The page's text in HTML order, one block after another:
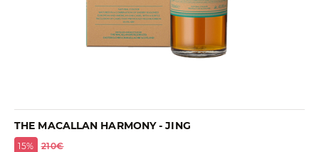
THE MACALLAN HARMONY - JING
15% 210€